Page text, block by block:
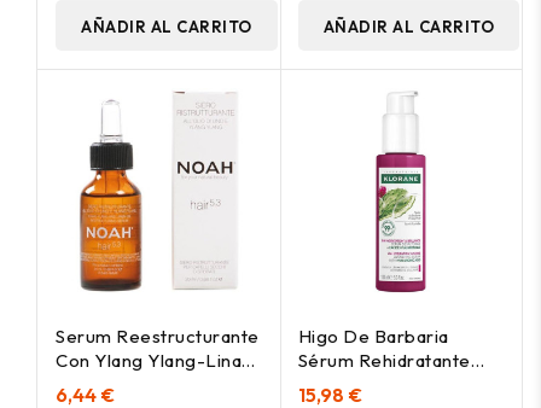
AÑADIR AL CARRITO AÑADIR AL CARRITO
Serum Reestructurante
Con Ylang Ylang-Linaza
100Ml
6,44 €
Higo De Barbaria
Sérum Rehidratante
100 Ml
15,98 €